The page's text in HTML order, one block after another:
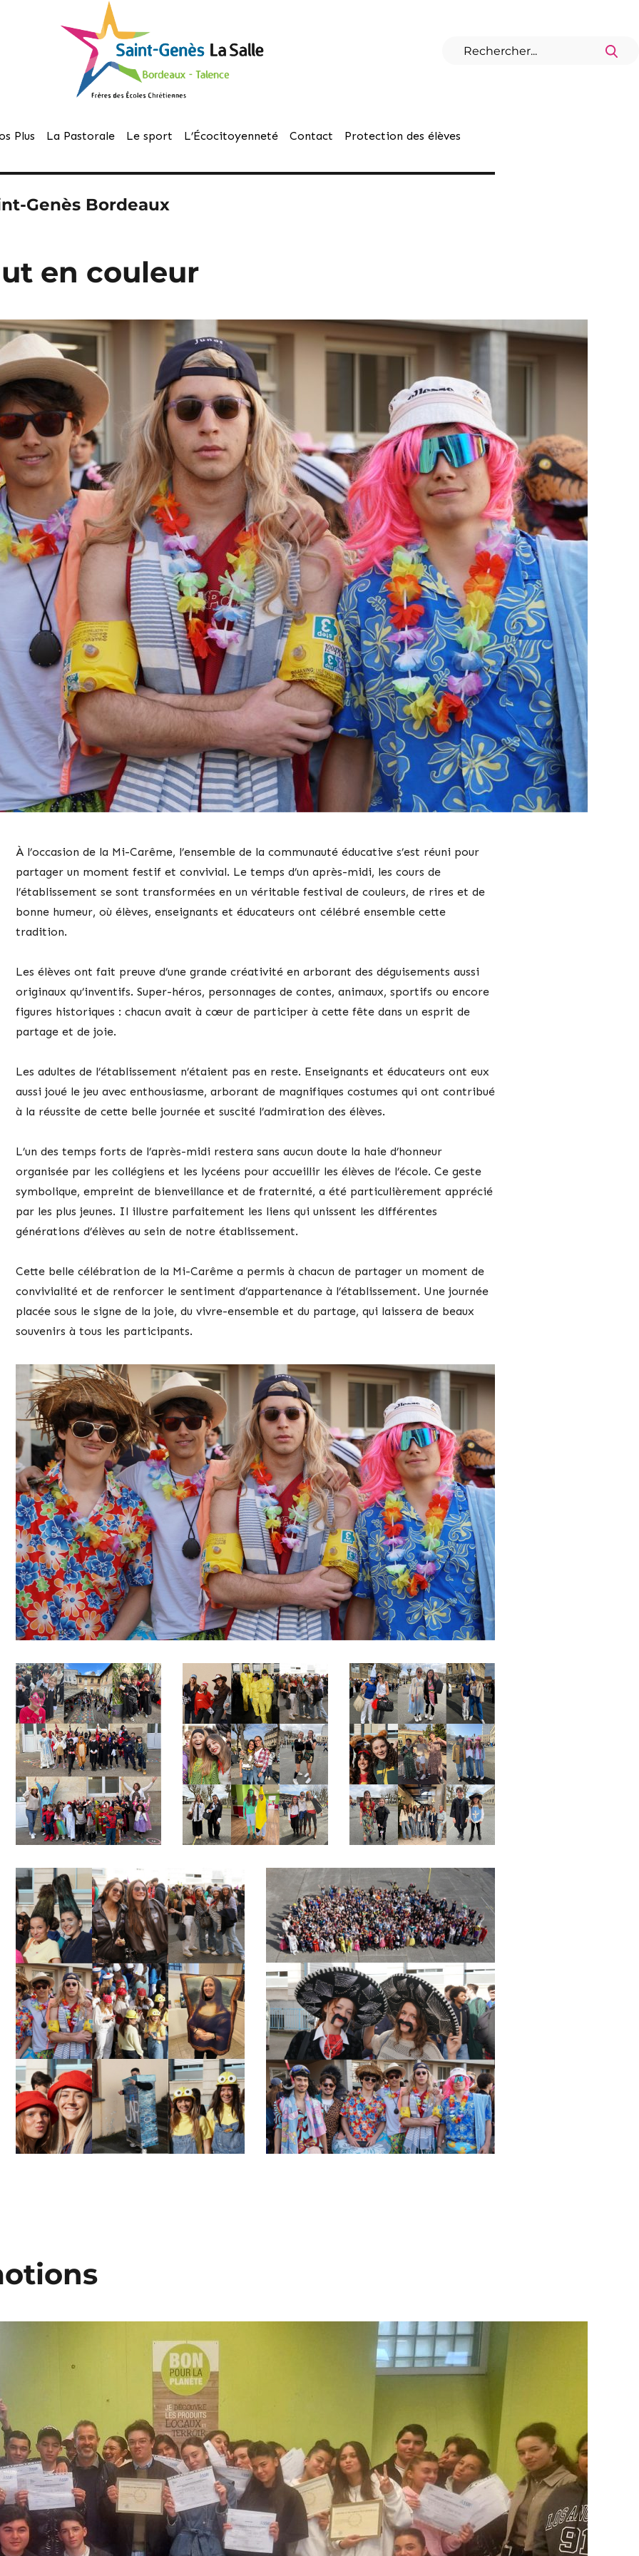
Plus La Pastorale Le sport L’Écocitoyenneté Contact Protection des élèves
Genès Bordeaux
en couleur
À l’occasion de la Mi-Carême, l’ensemble de la communauté éducative s’est réuni pour
partager un moment festif et convivial. Le temps d’un après-midi, les cours de
l’établissement se sont transformées en un véritable festival de couleurs, de rires et de
bonne humeur, où élèves, enseignants et éducateurs ont célébré ensemble cette
tradition.
Les élèves ont fait preuve d’une grande créativité en arborant des déguisements aussi
originaux qu’inventifs. Super-héros, personnages de contes, animaux, sportifs ou encore
figures historiques : chacun avait à cœur de participer à cette fête dans un esprit de
partage et de joie.
Les adultes de l’établissement n’étaient pas en reste. Enseignants et éducateurs ont eux
aussi joué le jeu avec enthousiasme, arborant de magnifiques costumes qui ont contribué
à la réussite de cette belle journée et suscité l’admiration des élèves.
L’un des temps forts de l’après-midi restera sans aucun doute la haie d’honneur
organisée par les collégiens et les lycéens pour accueillir les élèves de l’école. Ce geste
symbolique, empreint de bienveillance et de fraternité, a été particulièrement apprécié
par les plus jeunes. Il illustre parfaitement les liens qui unissent les différentes
générations d’élèves au sein de notre établissement.
Cette belle célébration de la Mi-Carême a permis à chacun de partager un moment de
convivialité et de renforcer le sentiment d’appartenance à l’établissement. Une journée
placée sous le signe de la joie, du vivre-ensemble et du partage, qui laissera de beaux
souvenirs à tous les participants.